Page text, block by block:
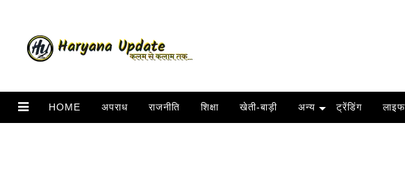
HOME अपराध राजनीति शिक्षा खेती-बाड़ी अन्य ट्रेंडिंग